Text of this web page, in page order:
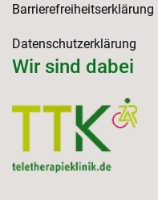
Barrierefreiheitserklärung
Datenschutzerklärung
Wir sind dabei